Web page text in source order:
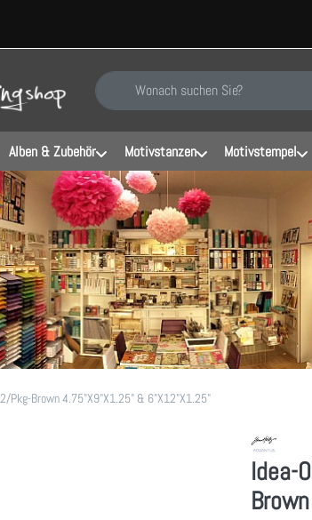
Geben Sie einen Suchbegriff ein.
Alben & Zubehör Motivstanzen Motivstempel
Pkg-Brown 4.75"X9"X1.25" & 6"X12"X1.25"
Idea-